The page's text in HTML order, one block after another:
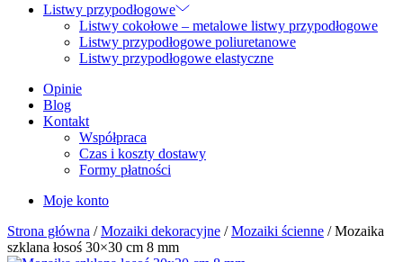
Listwy przypodłogowe
Listwy cokołowe – metalowe listwy przypodłogowe
Listwy przypodłogowe poliuretanowe
Listwy przypodłogowe elastyczne
Opinie
Blog
Kontakt
Współpraca
Czas i koszty dostawy
Formy płatności
Moje konto
Strona główna /Mozaiki dekoracyjne /Mozaiki ścienne / Mozaika
szklana łosoś 30×30 cm 8 mm